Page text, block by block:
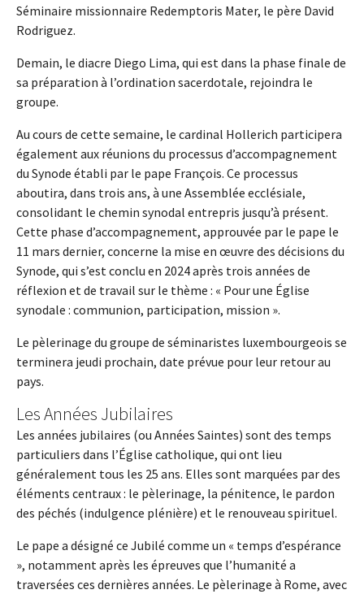
Séminaire missionnaire Redemptoris Mater, le père David
Rodriguez.
Demain, le diacre Diego Lima, qui est dans la phase finale de
sa préparation à l’ordination sacerdotale, rejoindra le
groupe.
Au cours de cette semaine, le cardinal Hollerich participera
également aux réunions du processus d’accompagnement
du Synode établi par le pape François. Ce processus
aboutira, dans trois ans, à une Assemblée ecclésiale,
consolidant le chemin synodal entrepris jusqu’à présent.
Cette phase d’accompagnement, approuvée par le pape le
11 mars dernier, concerne la mise en œuvre des décisions du
Synode, qui s’est conclu en 2024 après trois années de
réflexion et de travail sur le thème : « Pour une Église
synodale : communion, participation, mission ».
Le pèlerinage du groupe de séminaristes luxembourgeois se
terminera jeudi prochain, date prévue pour leur retour au
pays.
Les Années Jubilaires
Les années jubilaires (ou Années Saintes) sont des temps
particuliers dans l’Église catholique, qui ont lieu
généralement tous les 25 ans. Elles sont marquées par des
éléments centraux : le pèlerinage, la pénitence, le pardon
des péchés (indulgence plénière) et le renouveau spirituel.
Le pape a désigné ce Jubilé comme un « temps d’espérance
», notamment après les épreuves que l’humanité a
traversées ces dernières années. Le pèlerinage à Rome, avec